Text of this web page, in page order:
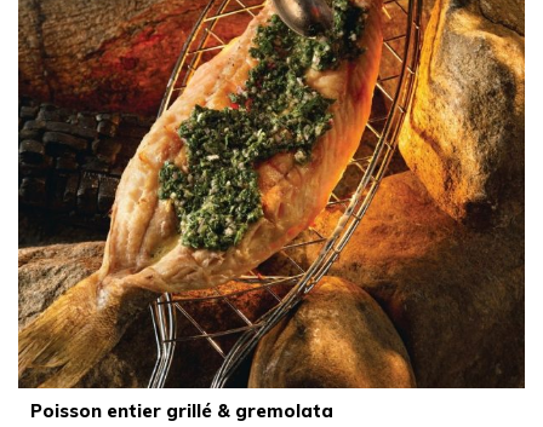
Poisson entier grillé & gremolata